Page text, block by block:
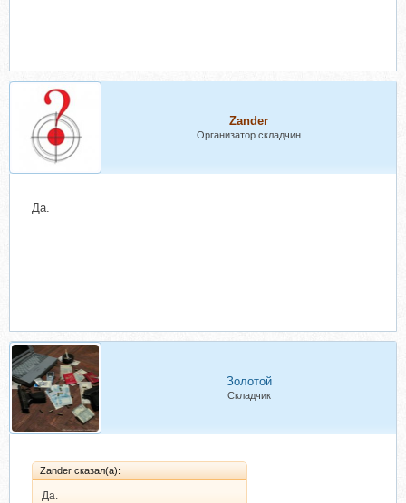
Zander
Организатор складчин
Да.
Золотой
Складчик
Zander сказал(а):
Да.